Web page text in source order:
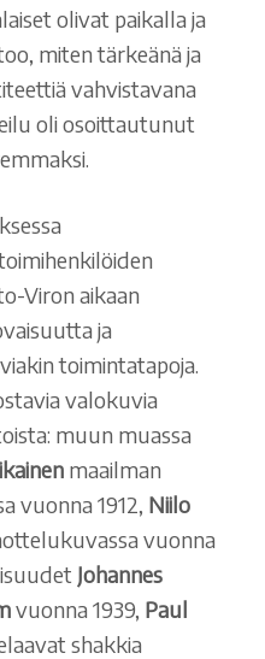
olivat paikalla ja
miten tärkeänä ja
vahvistavana
oli osoittautunut
Viron aikaan
ja
toimintatapoja.
valokuvia
muun muassa
maailman
vuonna 1912, Niilo
vuonna
Johannes
vuonna 1939, Paul
shakkia